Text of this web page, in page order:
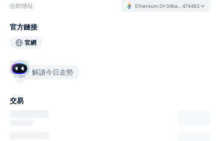
合約地址 Ethereum:0x34ba...474483
官方鏈接
官網
解讀今日走勢
交易